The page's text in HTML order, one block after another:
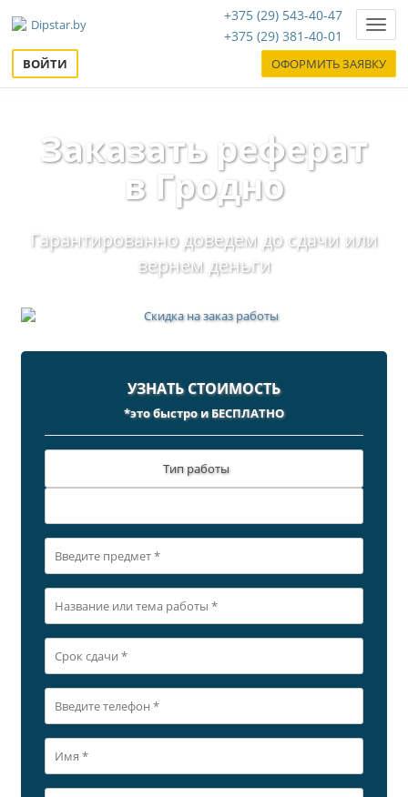
+375 (29) 543-40-47
+375 (29) 381-40-01
ВОЙТИ ОФОРМИТЬ ЗАЯВКУ
Заказать реферат
в Гродно
Гарантированно доведем до сдачи или
вернем деньги
УЗНАТЬ СТОИМОСТЬ
*это быстро и БЕСПЛАТНО
Тип работы